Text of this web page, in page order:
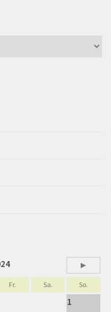
►
Fr. Sa. So.
1